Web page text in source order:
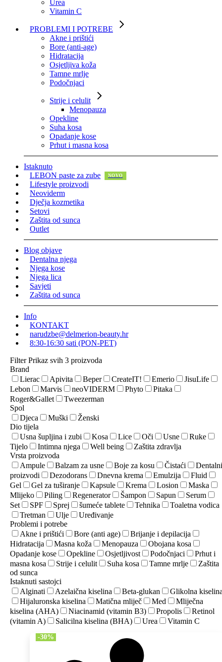
Urea
Vitamin C
PROBLEMI I POTREBE
Akne i prištići
Bore (anti-age)
Hidratacija
Osjetljiva koža
Tamne mrlje
Podočnjaci
Strije i celulit
Menopauza
Opekline
Suha kosa
Opadanje kose
Prhut i masna kosa
Istaknuto
LEBON paste za zube
Lifestyle proizvodi
Neoviderm
Dječja kozmetika
Setovi
Zaštita od sunca
Outlet
Blog objave
Dentalna njega
Njega kose
Njega lica
Savjeti
Zaštita od sunca
Info
KONTAKT
narudzbe@delmerion-beauty.hr
8:30-16:30 sati (PON-PET)
FilterPrikaz svih 3 proizvoda
Brand
Lierac
Apivita Beper CreateIT! Emerio
JisuLife
Lebon
Marvis neoVIDERM Phyto
Pitaka
Roger&Gallet
Tweezerman
Spol
Djeca
Muški
Ženski
Dio tijela
Usna šupljina i zubi
Kosa Lice Oči Usne
Ruke
Tijelo
Intimna njega Well being
Zaštita zdravlja
Vrsta proizvoda
Ampule
Balzam za usne Boje za kosu Čistaći
Dentalni
proizvodi
Dezodorans Dnevna krema Emulzija
Fluid
Gel
Gel za tuširanje Kapsule Krema Losion
Maska
Mlijeko
Piling Regenerator Šampon Sapun
Serum
Set
SPF Sprej šumeće tablete Tehnika
Toaletna vodica
Tretman
Ulje
Uređivanje
Problemi i potrebe
Akne i prištići
Bore (anti age)
Brijanje i depilacija
Hidratacija
Masna koža Menopauza
Obojana kosa
Opadanje kose
Opekline Osjetljivost Podočnjaci
Prhut i
masna kosa
Strije i celulit Suha kosa Tamne mrlje
Zaštita
od sunca
Istaknuti sastojci
Alginati
Azelaična kiselina Beta-glukan
Glikolna
Hijaluronska kiselina
Matična mliječ Med
Mliječna
kiselina (AHA)
Niacinamid (vitamin B3) Propolis
Retinol
(vitamin A)
Salicilna kiselina (BHA) Urea Vitamin C
-30%